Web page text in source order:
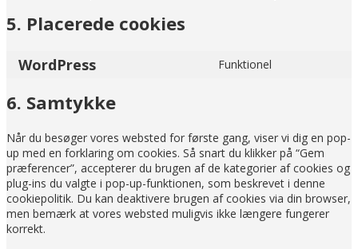
5. Placerede cookies
WordPress Funktionel
6. Samtykke
Når du besøger vores websted for første gang, viser vi dig en pop-
up med en forklaring om cookies. Så snart du klikker på “Gem
præferencer”, accepterer du brugen af de kategorier af cookies og
plug-ins du valgte i pop-up-funktionen, som beskrevet i denne
cookiepolitik. Du kan deaktivere brugen af ​​cookies via din browser,
men bemærk at vores websted muligvis ikke længere fungerer
korrekt.